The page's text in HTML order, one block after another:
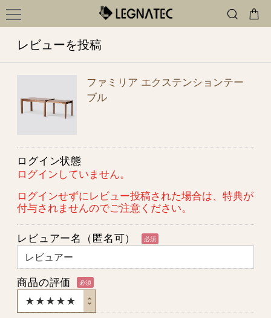
レビューを投稿
ファミリア エクステンションテー
ブル
ログイン状態
ログインしていません。
ログインせずにレビュー投稿された場合は、特典が
付与されませんのでご注意ください。
レビュアー名（匿名可） 必須
商品の評価 必須